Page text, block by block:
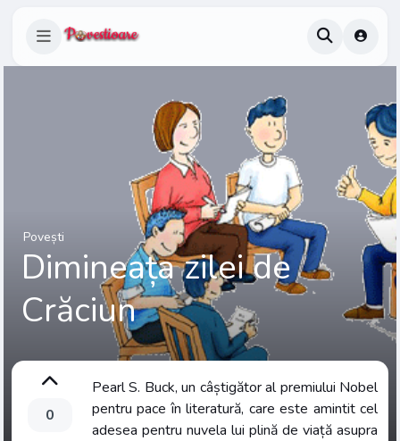
Povești
Dimineața zilei de
Crăciun
0
Pearl S. Buck, un câștigător al premiului Nobel
pentru pace în literatură, care este amintit cel
adesea pentru nuvela lui plină de viață asupra